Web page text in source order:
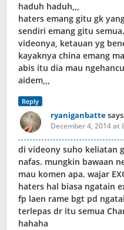
haduh haduh,,,
haters emang gitu gk
sendiri emang gitu
videonya, ketauan yg
kayaknya china emang
abis itu dia mau
aidem,,,
Reply
ryaniganbatte
December 4, 2014 at
di videony suho keliatan
nafas. mungkin bawaan
mau komen apa. wajar
haters hal biasa ngatain
fp laen rame bgt pd
terlepas dr itu semua
hahaha